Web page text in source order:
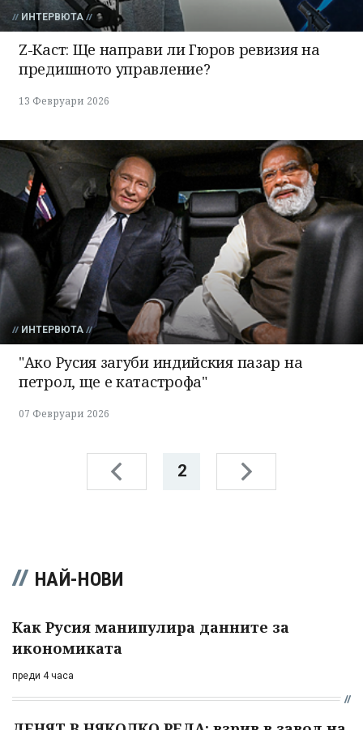
ИНТЕРВЮТА
Z-Каст: Ще направи ли Гюров ревизия на
предишното управление?
13 Февруари 2026
ИНТЕРВЮТА
"Ако Русия загуби индийския пазар на
петрол, ще е катастрофа"
07 Февруари 2026
2
НАЙ-НОВИ
Как Русия манипулира данните за
икономиката
преди 4 часа